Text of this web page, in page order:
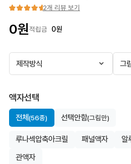
2개 리뷰 보기
0원적립금 0원
제작방식 그
액자선택
전체(56종) 선택안함(그림만)
루나섹압축아크릴 패널액자 알
관액자